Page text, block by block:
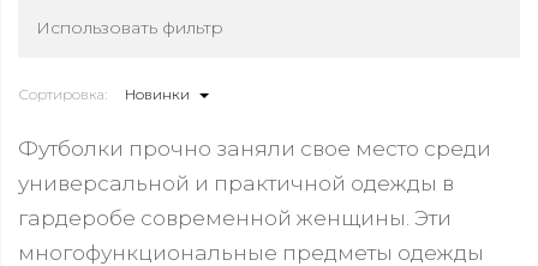
Использовать фильтр
Сортировка: Новинки
Футболки прочно заняли свое место среди
универсальной и практичной одежды в
гардеробе современной женщины. Эти
многофункциональные предметы одежды